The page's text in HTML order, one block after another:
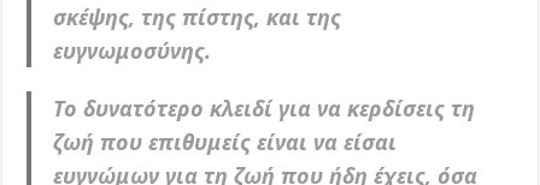
σκέψης, της πίστης, και της
ευγνωμοσύνης.
Το δυνατότερο κλειδί για να κερδίσεις τη
ζωή που επιθυμείς είναι να είσαι
ευγνώμων για τη ζωή που ήδη έχεις, όσα